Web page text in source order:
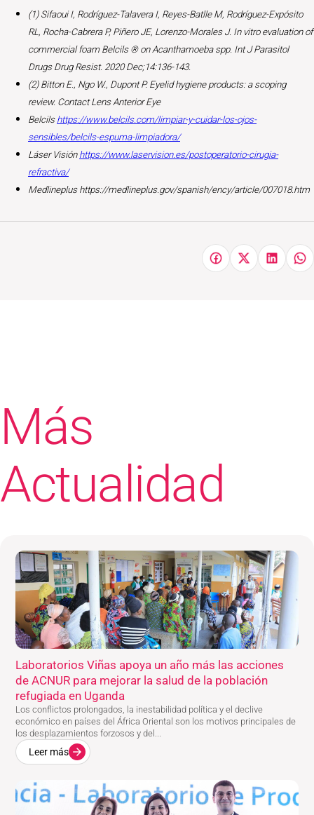
(1) Sifaoui I, Rodríguez-Talavera I, Reyes-Batlle M, Rodríguez-Expósito
RL, Rocha-Cabrera P, Piñero JE, Lorenzo-Morales J. In vitro evaluation of
commercial foam Belcils ® on Acanthamoeba spp. Int J Parasitol
Drugs Drug Resist. 2020 Dec;14:136-143.
(2) Bitton E., Ngo W., Dupont P. Eyelid hygiene products: a scoping
review. Contact Lens Anterior Eye
Belcils https://www.belcils.com/limpiar-y-cuidar-los-ojos-
sensibles/belcils-espuma-limpiadora/
Láser Visión https://www.laservision.es/postoperatorio-cirugia-
refractiva/
Medlineplus https://medlineplus.gov/spanish/ency/article/007018.htm
Más
Actualidad
Laboratorios Viñas apoya un año más las acciones
de ACNUR para mejorar la salud de la población
refugiada en Uganda
Los conflictos prolongados, la inestabilidad política y el declive
económico en países del África Oriental son los motivos principales de
los desplazamientos forzosos y del...
Leer más